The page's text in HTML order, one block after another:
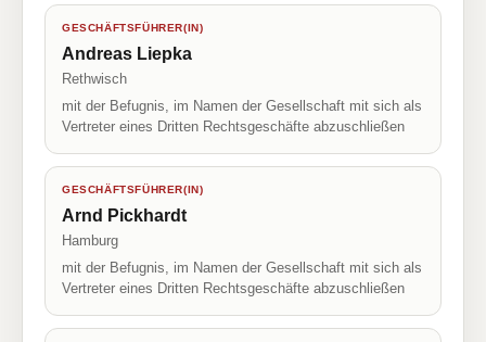
GESCHÄFTSFÜHRER(IN)
Andreas Liepka
Rethwisch
mit der Befugnis, im Namen der Gesellschaft mit sich als
Vertreter eines Dritten Rechtsgeschäfte abzuschließen
GESCHÄFTSFÜHRER(IN)
Arnd Pickhardt
Hamburg
mit der Befugnis, im Namen der Gesellschaft mit sich als
Vertreter eines Dritten Rechtsgeschäfte abzuschließen